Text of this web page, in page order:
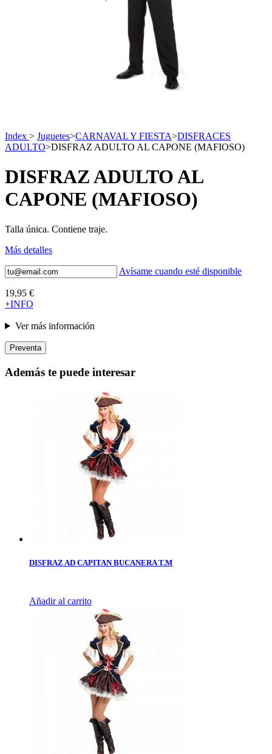
Index > Juguetes>CARNAVAL Y FIESTA>DISFRACES
ADULTO>DISFRAZ ADULTO AL CAPONE (MAFIOSO)
DISFRAZ ADULTO AL
CAPONE (MAFIOSO)
Talla única. Contiene traje.
Más detalles
Avísame cuando esté disponible
19,95 €
+INFO
Ver más información
Preventa
Además te puede interesar
DISFRAZ AD CAPITAN BUCANERA T.M
Añadir al carrito